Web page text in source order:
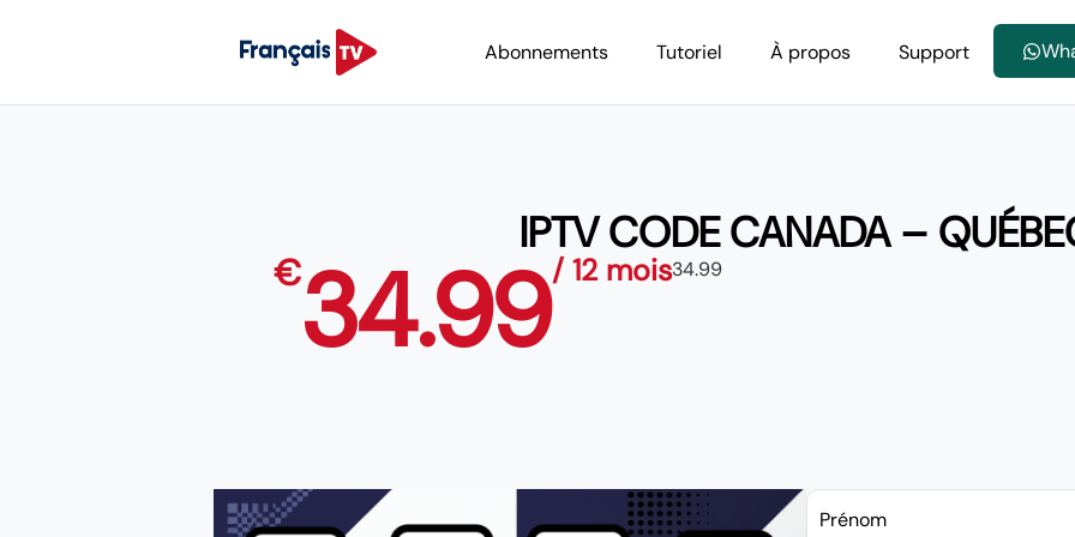
Abonnements Tutoriel À propos Support
IPTV CODE CANADA –
€34.99/ 12 mois34.99
Prénom